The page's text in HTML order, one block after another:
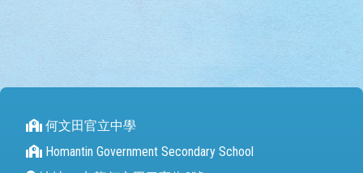
何文田官立中學
Homantin Government Secondary School